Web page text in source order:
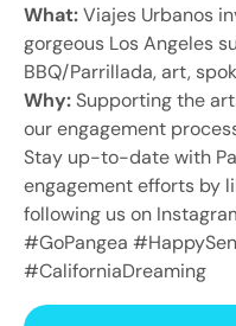
What:Viajes Urbanos
gorgeous Los Angeles
BBQ/Parrillada, art,
Why:Supporting the
our engagement
Stay up-to-date with
engagement efforts by
following us on
#GoPangea
#CaliforniaDreaming